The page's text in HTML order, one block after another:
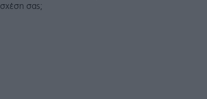
σας;